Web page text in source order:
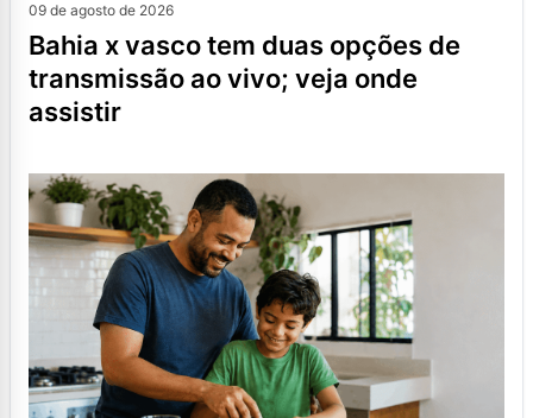
09 de agosto de 2026
bahia x vasco tem duas opções de
transmissão ao vivo; veja onde
assistir